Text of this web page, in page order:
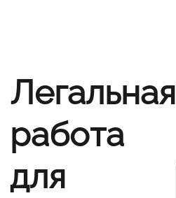
Легальная
работа
для